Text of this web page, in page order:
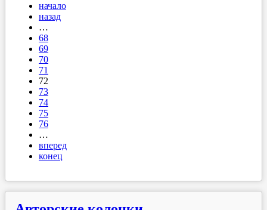
начало
назад
…
68
69
70
71
72
73
74
75
76
…
вперед
конец